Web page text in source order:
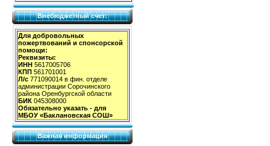
Внебюджетный счет:
Для добровольных
пожертвований и спонсорской
помощи:
Реквизиты:
ИНН 5617005706
КПП 561701001
Л/с 771090014 в фин. отделе
администрации Сорочинского
района Оренбургской области
БИК 045308000
Обязательно указать - для
МБОУ «Баклановская СОШ»
Важная информация